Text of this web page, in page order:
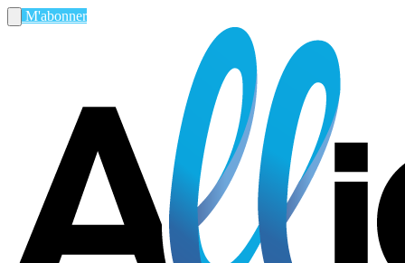
M'abonner